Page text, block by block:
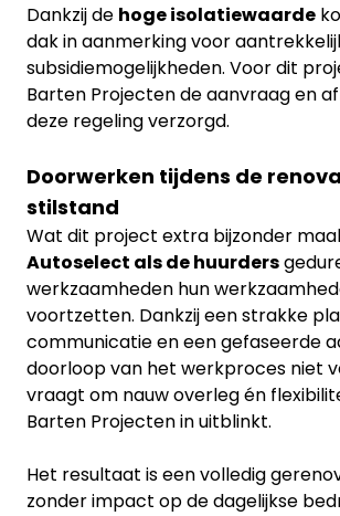
Dankzij de hoge isolatiewaarde
dak in aanmerking voor
subsidiemogelijkheden. Voor dit
Barten Projecten de aanvraag en
deze regeling verzorgd.
Doorwerken tijdens de
stilstand
Wat dit project extra bijzonder
Autoselect als de huurders
werkzaamheden hun
voortzetten. Dankzij een strakke
communicatie en een gefaseerde
doorloop van het werkproces niet
vraagt om nauw overleg én
Barten Projecten in uitblinkt.
Het resultaat is een volledig
zonder impact op de dagelijkse